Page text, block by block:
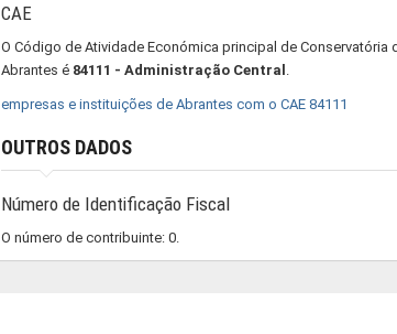
CAE
O Código de Atividade Económica principal de Conservatória
Abrantes é 84111 - Administração Central .
empresas e instituições de Abrantes com o CAE 84111
OUTROS DADOS
Número de Identificação Fiscal
O número de contribuinte: 0.